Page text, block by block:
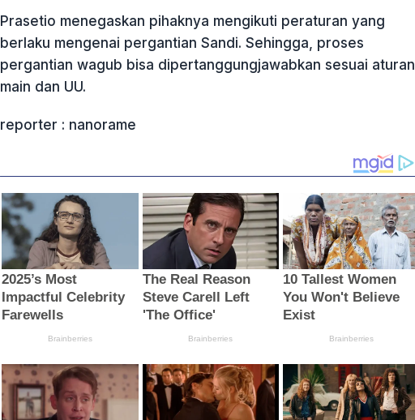
Prasetio menegaskan pihaknya mengikuti peraturan yang
berlaku mengenai pergantian Sandi. Sehingga, proses
pergantian wagub bisa dipertanggungjawabkan sesuai aturan
main dan UU.
reporter : nanorame